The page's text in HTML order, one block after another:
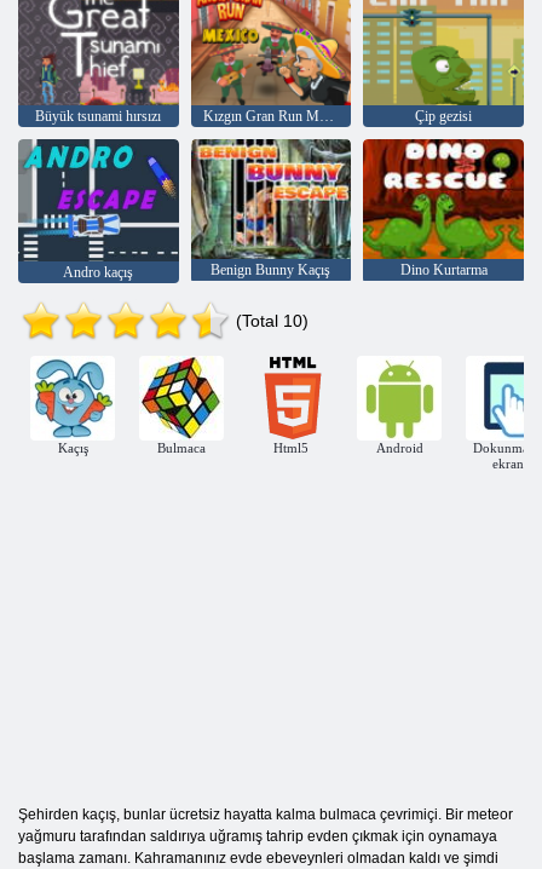
Büyük tsunami hırsızı Kızgın Gran Run Meksika Çip gezisi
Andro kaçış Benign Bunny Kaçış Dino Kurtarma
(Total 10)
Kaçış Bulmaca Html5 Android
Dokunmatik
ekran
Şehirden kaçış, bunlar ücretsiz hayatta kalma bulmaca çevrimiçi. Bir meteor
yağmuru tarafından saldırıya uğramış tahrip evden çıkmak için oynamaya
başlama zamanı. Kahramanınız evde ebeveynleri olmadan kaldı ve şimdi